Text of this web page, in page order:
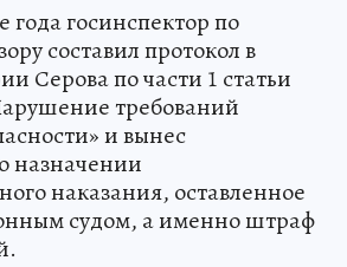
года госинспектор по
составил протокол в
Серова по части 1 статьи
требований
и вынес
назначении
наказания, оставленное
судом, а именно штраф